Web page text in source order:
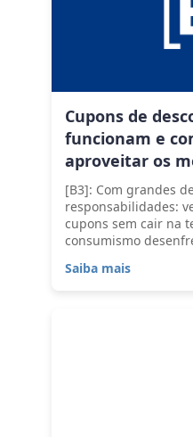
Cupons de
funcionam e
aproveitar os
[B3]: Com grandes
responsabilidades:
cupons sem cair na
consumismo
Saiba mais